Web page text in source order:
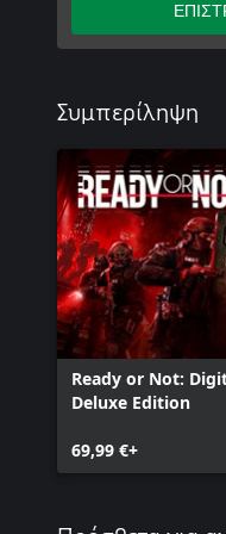
Συμπερίληψη
Ready or Not:
Deluxe Edition
69,99 €+